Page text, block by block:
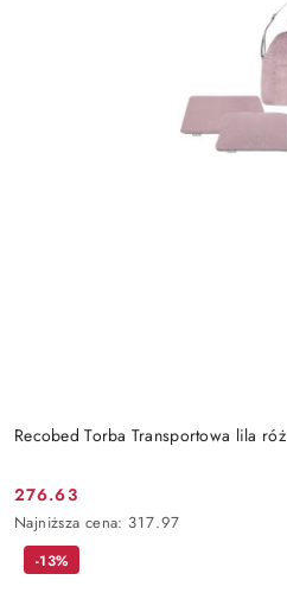
Recobed Torba Transportowa lila róż
Cena
promocyjna:
276.63
Najniższa
cena
Najniższa cena: 317.97
-13%